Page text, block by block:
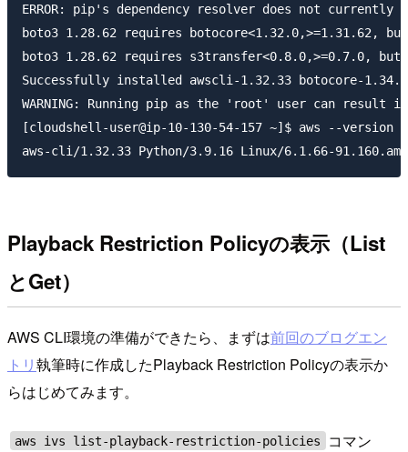
ERROR: pip's dependency resolver does not
boto3 1.28.62 requires botocore<1.32.0,>=1.31.62,
boto3 1.28.62 requires s3transfer<0.8.0,>=0.7.0,
Successfully installed awscli-1.32.33 botocore-
WARNING: Running pip as the 'root' user can result
[cloudshell-user@ip-10-130-54-157 ~]$ aws --version
Playback Restriction Policyの表示（List
とGet）
AWS CLI環境の準備ができたら、まずは前回のブログエン
トリ執筆時に作成したPlayback Restriction Policyの表示か
らはじめてみます。
aws ivs list-playback-restriction-policies
コマン